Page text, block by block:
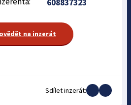
608837323
na inzerát
Sdílet inzerát: